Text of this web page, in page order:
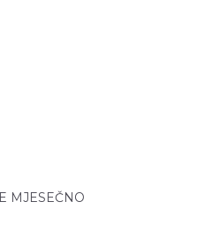
MJESEČNO